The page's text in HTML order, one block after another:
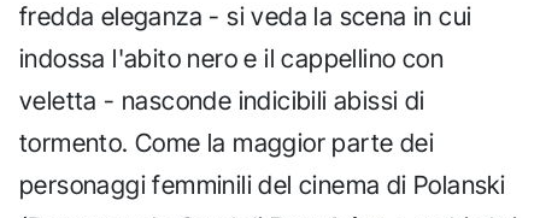
fredda eleganza - si veda la scena in cui
indossa l'abito nero e il cappellino con
veletta - nasconde indicibili abissi di
tormento. Come la maggior parte dei
personaggi femminili del cinema di Polanski